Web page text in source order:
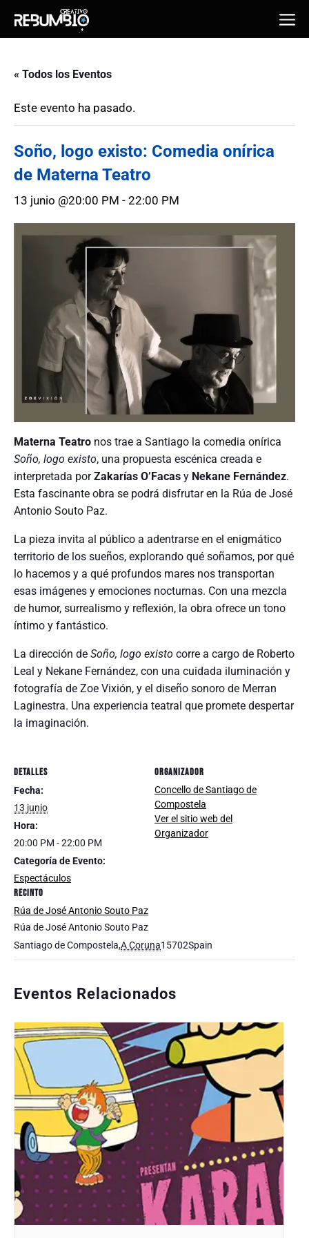
contenido
« Todos los Eventos
Este evento ha pasado.
Soño, logo existo: Comedia onírica
de Materna Teatro
13 junio @20:00 PM - 22:00 PM
Materna Teatro nos trae a Santiago la comedia onírica
Soño, logo existo, una propuesta escénica creada e
interpretada porZakarías O’Facas y Nekane Fernández.
Esta fascinante obra se podrá disfrutar en la Rúa de José
Antonio Souto Paz.
La pieza invita al público a adentrarse en el enigmático
territorio de los sueños, explorando qué soñamos, por qué
lo hacemos y a qué profundos mares nos transportan
esas imágenes y emociones nocturnas. Con una mezcla
de humor, surrealismo y reflexión, la obra ofrece un tono
íntimo y fantástico.
La dirección de Soño, logo existo corre a cargo de Roberto
Leal y Nekane Fernández, con una cuidada iluminación y
fotografía de Zoe Vixión, y el diseño sonoro de Merran
Laginestra. Una experiencia teatral que promete despertar
la imaginación.
DETALLES
Fecha:
13 junio
Hora:
20:00 PM - 22:00 PM
Categoría de Evento:
Espectáculos
RECINTO
Rúa de José Antonio Souto Paz
Rúa de José Antonio Souto Paz
Santiago de Compostela,A Coruna15702Spain
ORGANIZADOR
Concello de Santiago de
Compostela
Ver el sitio web del
Organizador
Eventos Relacionados